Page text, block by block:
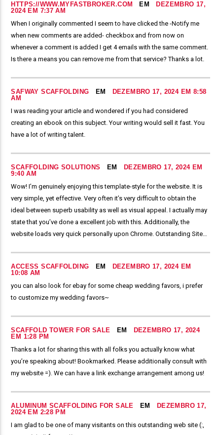
HTTPS://WWW.MYFASTBROKER.COM EM
DEZEMBRO 17,
2024 EM 7:37 AM
When I originally commented I seem to have clicked the -Notify me
when new comments are added- checkbox and from now on
whenever a comment is added I get 4 emails with the same comment.
Is there a means you can remove me from that service? Thanks a lot.
SAFWAY SCAFFOLDING EM
DEZEMBRO 17, 2024 EM 8:58
AM
I was reading your article and wondered if you had considered
creating an ebook on this subject. Your writing would sell it fast. You
have a lot of writing talent.
SCAFFOLDING SOLUTIONS EM
DEZEMBRO 17, 2024 EM
9:40 AM
Wow! I’m genuinely enjoying this template-style for the website. It is
very simple, yet effective. Very often it’s very difficult to obtain the
ideal between superb usability as well as visual appeal. I actually may
state that you’ve done a excellent job with this. Additionally, the
website loads very quick personally upon Chrome. Outstanding Site…
ACCESS SCAFFOLDING EM
DEZEMBRO 17, 2024 EM
10:08 AM
you can also look for ebay for some cheap wedding favors, i prefer
to customize my wedding favors~
SCAFFOLD TOWER FOR SALE EM
DEZEMBRO 17, 2024
EM 1:28 PM
Thanks a lot for sharing this with all folks you actually know what
you’re speaking about! Bookmarked. Please additionally consult with
my website =). We can have a link exchange arrangement among us!
ALUMINUM SCAFFOLDING FOR SALE EM
DEZEMBRO 17,
2024 EM 2:28 PM
I am glad to be one of many visitants on this outstanding web site (:,